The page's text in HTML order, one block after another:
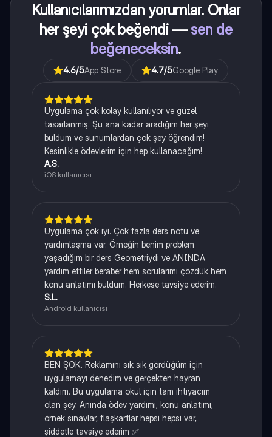
Kullanıcılarımızdan yorumlar. Onlar
her şeyi çok beğendi — sen de
beğeneceksin.
4.6/5App Store 4.7/5Google Play
Uygulama çok kolay kullanılıyor ve güzel
tasarlanmış. Şu ana kadar aradığım her şeyi
buldum ve sunumlardan çok şey öğrendim!
Kesinlikle ödevlerim için hep kullanacağım!
A.S.
iOS kullanıcısı
Uygulama çok iyi. Çok fazla ders notu ve
yardımlaşma var. Örneğin benim problem
yaşadığım bir ders Geometriydi ve ANINDA
yardım ettiler beraber hem sorularımı çözdük hem
konu anlatımı buldum. Herkese tavsiye ederim.
S.L.
Android kullanıcısı
BEN ŞOK. Reklamını sık sık gördüğüm için
uygulamayı denedim ve gerçekten hayran
kaldım. Bu uygulama okul için tam ihtiyacım
olan şey. Anında ödev yardımı, konu anlatımı,
örnek sınavlar, flaşkartlar hepsi hepsi var,
şiddetle tavsiye ederim ✅